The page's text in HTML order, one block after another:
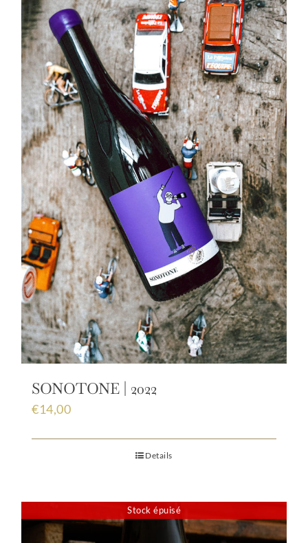
SONOTONE | 2022
€14,00
Details
Stock épuisé